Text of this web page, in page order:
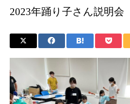
2023年踊り子さん説明会